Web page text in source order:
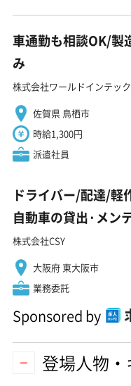
車通勤も相談OK/製
み
株式会社ワールドインテック
佐賀県 鳥栖市
時給1,300円
派遣社員
ドライバー/配達/軽
自動車の貸出·メン
株式会社CSY
大阪府 東大阪市
業務委託
Sponsored by
登場人物